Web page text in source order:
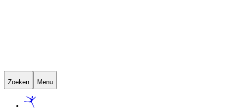
Zoeken Menu